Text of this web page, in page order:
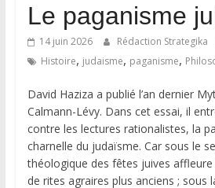
Le paganisme
14 juin 2026 Rédaction Strategika
Histoire, judaisme, paganisme,
David Haziza a publié l’an dernier
Calmann-Lévy. Dans cet essai, il
contre les lectures rationalistes, la
charnelle du judaïsme. Car sous le
théologique des fêtes juives
de rites agraires plus anciens ; sous